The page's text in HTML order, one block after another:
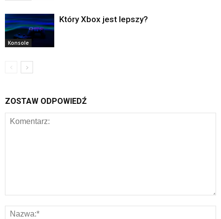
Konsole
Który Xbox jest lepszy?
ZOSTAW ODPOWIEDŹ